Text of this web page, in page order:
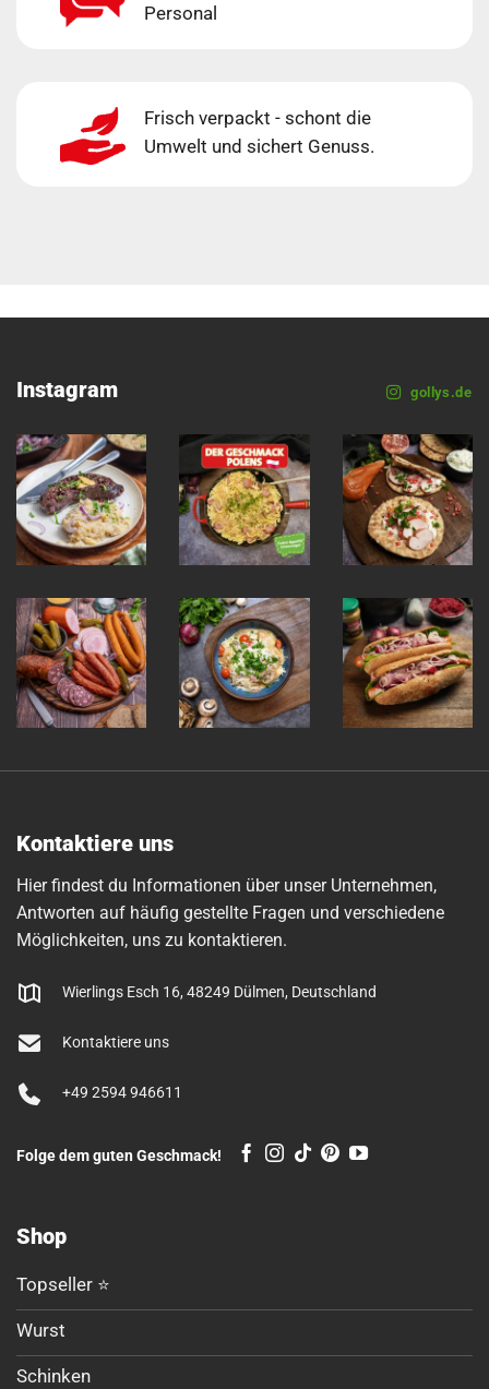
Personal
Frisch verpackt - schont die
Umwelt und sichert Genuss.
Instagram gollys.de
Kontaktiere uns
Hier findest du Informationen über unser Unternehmen,
Antworten auf häufig gestellte Fragen und verschiedene
Möglichkeiten, uns zu kontaktieren.
Wierlings Esch 16, 48249 Dülmen, Deutschland
Kontaktiere uns
+49 2594 946611
Folge dem guten Geschmack!
Shop
Topseller ⭐
Wurst
Schinken